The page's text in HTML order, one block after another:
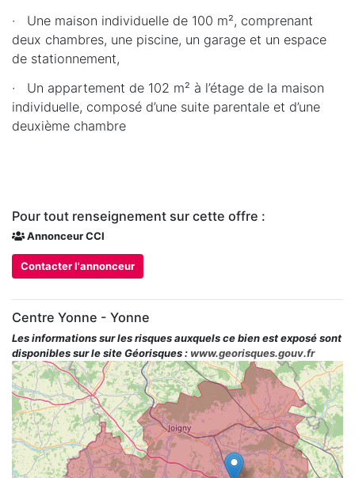
· Une maison individuelle de 100 m², comprenant
deux chambres, une piscine, un garage et un espace
de stationnement,
· Un appartement de 102 m² à l’étage de la maison
individuelle, composé d’une suite parentale et d’une
deuxième chambre
Pour tout renseignement sur cette offre :
Annonceur CCI
Contacter l'annonceur
Centre Yonne - Yonne
Les informations sur les risques auxquels ce bien est exposé sont
disponibles sur le site Géorisques : www.georisques.gouv.fr